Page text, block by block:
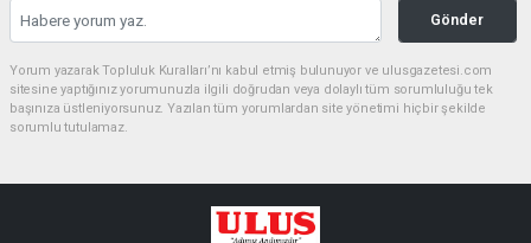
Gönder
Yorum yazarak Topluluk Kuralları’nı kabul etmiş bulunuyor ve ulusgazetesi.com
sitesine yaptığınız yorumunuzla ilgili doğrudan veya dolaylı tüm sorumluluğu tek
başınıza üstleniyorsunuz. Yazılan tüm yorumlardan site yönetimi hiçbir şekilde
sorumlu tutulamaz.